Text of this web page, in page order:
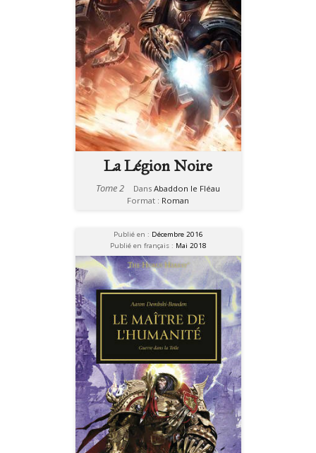
La Légion Noire
Tome 2 Dans Abaddon le Fléau
Format : Roman
Publié en : Décembre 2016
Publié en français : Mai 2018